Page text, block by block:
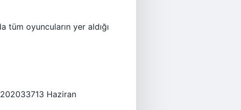
tüm oyuncuların yer aldığı
202033713 Haziran